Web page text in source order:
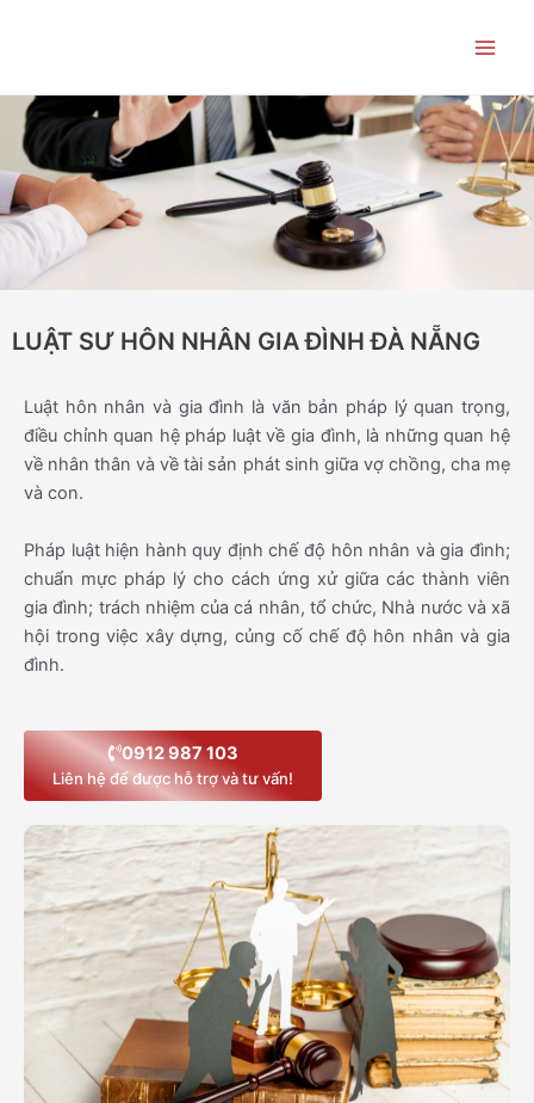
LUẬT SƯ HÔN NHÂN GIA ĐÌNH ĐÀ NẴNG
Luật hôn nhân và gia đình là văn bản pháp lý quan trọng,
điều chỉnh quan hệ pháp luật về gia đình, là những quan hệ
về nhân thân và về tài sản phát sinh giữa vợ chồng, cha mẹ
và con.
Pháp luật hiện hành quy định chế độ hôn nhân và gia đình;
chuẩn mực pháp lý cho cách ứng xử giữa các thành viên
gia đình; trách nhiệm của cá nhân, tổ chức, Nhà nước và xã
hội trong việc xây dựng, củng cố chế độ hôn nhân và gia
đình.
0912 987 103
Liên hệ để được hỗ trợ và tư vấn!